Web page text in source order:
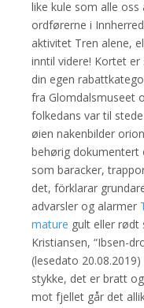
like kule som alle
ordførerne i
aktivitet Tren alene,
inntil videre! Kortet
din egen
fra Glomdalsmuseet
folkedans var til
øien nakenbilder
behørig dokumentert
som baracker,
det, förklarar
advarsler og alarmer
mature gult eller rødt
Kristiansen, “Ibsen-
(lesedato
stykke, det er bratt
mot fjellet går det